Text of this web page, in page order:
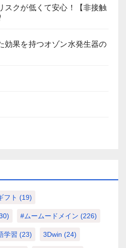
スクが低くて安心！【非接触
効果を持つオゾン水発生器の
フト (19)
#ムームードメイン (226)
学習 (23) 3Dwin (24)